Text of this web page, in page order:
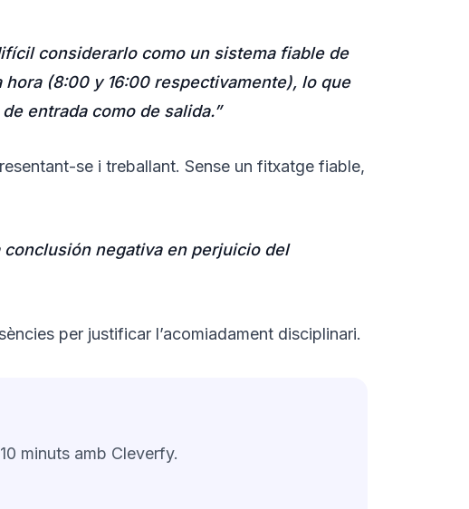
considerarlo como un sistema fiable de
(8:00 y 16:00 respectivamente), lo que
entrada como de salida.”
se i treballant. Sense un fitxatge fiable,
conclusión negativa en perjuicio del
per justificar l’acomiadament disciplinari.
minuts amb Cleverfy.